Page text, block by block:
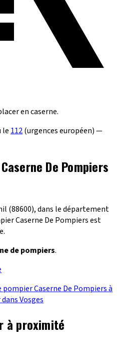
en caserne.
le 112(urgences européen) —
De Pompiers
(88600), dans le département
Caserne De Pompiers est
de pompiers.
pompier Caserne De Pompiers à
Vosges
à proximité